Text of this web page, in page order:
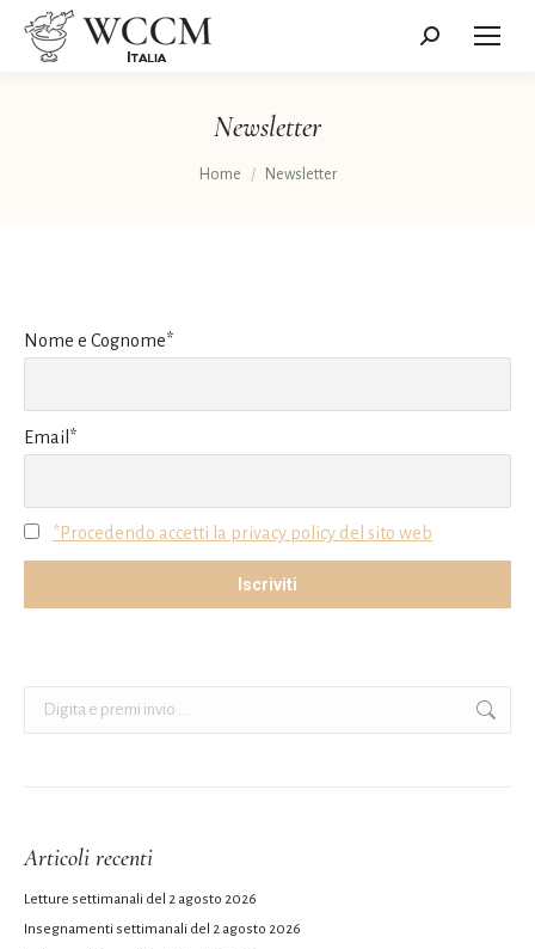
Cerca:
Newsletter
Tu sei qui:
Home Newsletter
Nome e Cognome*
Email*
*Procedendo accetti la privacy policy del sito web
Articoli recenti
Letture settimanali del 2 agosto 2026
Insegnamenti settimanali del 2 agosto 2026